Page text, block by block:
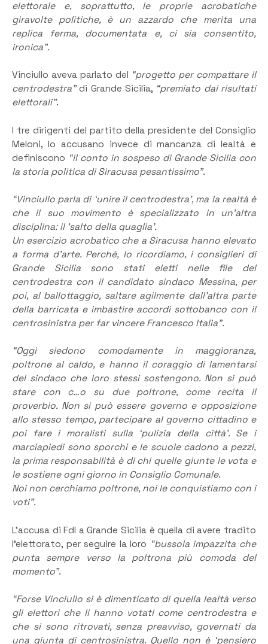
elettorale e, soprattutto, le proprie acrobatiche
giravolte politiche, è un azzardo che merita una
replica ferma, documentata e, ci sia consentito,
ironica”.
Vinciullo aveva parlato del “progetto per compattare il
centrodestra”di Grande Sicilia, “premiato dai risultati
elettorali”.
I tre dirigenti del partito della presidente del Consiglio
Meloni, lo accusano invece di mancanza di lealtà e
definiscono “il conto in sospeso di Grande Sicilia con
la storia politica di Siracusa pesantissimo”.
“Vinciullo parla di ‘unire il centrodestra’, ma la realtà è
che il suo movimento è specializzato in un’altra
disciplina: il ‘salto della quaglia’.
Un esercizio acrobatico che a Siracusa hanno elevato
a forma d’arte. Perché, lo ricordiamo, i consiglieri di
Grande Sicilia sono stati eletti nelle file del
centrodestra con il candidato sindaco Messina, per
poi, al ballottaggio, saltare agilmente dall’altra parte
della barricata e imbastire accordi sottobanco con il
centrosinistra per far vincere Francesco Italia”.
“Oggi siedono comodamente in maggioranza,
poltrone al caldo, e hanno il coraggio di lamentarsi
del sindaco che loro stessi sostengono. Non si può
stare con c…o su due poltrone, come recita il
proverbio. Non si può essere governo e opposizione
allo stesso tempo, partecipare al governo cittadino e
poi fare i moralisti sulla ‘pulizia della città’. Se i
marciapiedi sono sporchi e le scuole cadono a pezzi,
la prima responsabilità è di chi quelle giunte le vota e
le sostiene ogni giorno in Consiglio Comunale.
Noi non cerchiamo poltrone, noi le conquistiamo con i
voti”.
L’accusa di FdI a Grande Sicilia è quella di avere tradito
l’elettorato, per seguire la loro “bussola impazzita che
punta sempre verso la poltrona più comoda del
momento”.
“Forse Vinciullo si è dimenticato di quella lealtà verso
gli elettori che li hanno votati come centrodestra e
che si sono ritrovati, senza preavviso, governati da
una giunta di centrosinistra. Quello non è ‘pensiero